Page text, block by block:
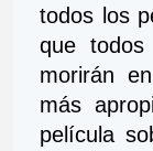
todos los
que
morirán
más
película